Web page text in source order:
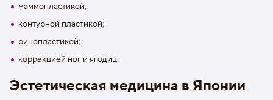
маммопластикой;
контурной пластикой;
ринопластикой;
коррекцией ног и ягодиц.
Эстетическая медицина в Японии